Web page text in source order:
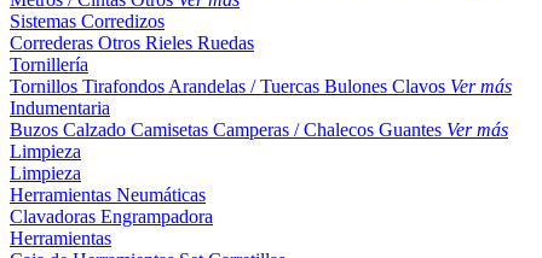
Sistemas Corredizos
Correderas Otros Rieles Ruedas
Tornillería
Tornillos Tirafondos Arandelas / Tuercas Bulones Clavos Ver más
Indumentaria
Buzos Calzado Camisetas Camperas / Chalecos Guantes Ver más
Limpieza
Limpieza
Herramientas Neumáticas
Clavadoras Engrampadora
Herramientas